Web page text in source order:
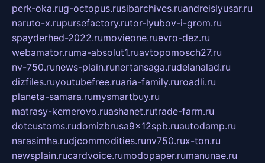
perk-oka.rug-octopus.rusibarchives.ruandreislyusar.ru
naruto-x.rupursefactory.rutor-lyubov-i-grom.ru
spayderhed-2022.rumovieone.ruevro-dez.ru
webamator.ruma-absolut1.ruavtopomosch27.ru
nv-750.runews-plain.runertansaga.rudelanalad.ru
dizfiles.ruyoutubefree.ruaria-family.ruroadli.ru
planeta-samara.rumysmartbuy.ru
matrasy-kemerovo.ruashanet.rutrade-farm.ru
dotcustoms.rudomizbrusa9x12spb.ruautodamp.ru
narasimha.rudjcommodities.runv750.rux-ton.ru
newsplain.rucardvoice.rumodopaper.rumanunae.ru